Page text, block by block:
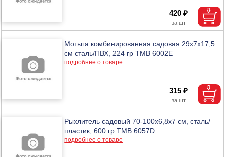
420 ₽
Мотыга комбинированная садовая 29х7х17,5
см сталь/ПВХ, 224 гр ТМВ 6002E
подробнее о товаре
315 ₽
Рыхлитель садовый 70-100х6,8х7 см, сталь/
пластик, 600 гр ТМВ 6057D
подробнее о товаре